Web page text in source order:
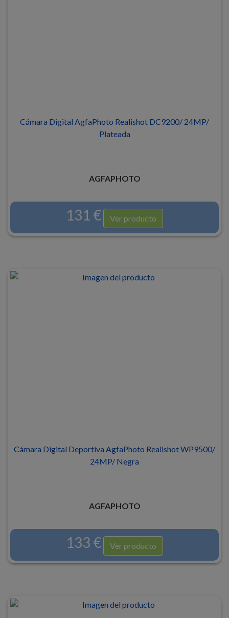
Cámara Digital AgfaPhoto Realishot DC9200/ 24MP/
Plateada
AGFAPHOTO
131 € Ver producto
Cámara Digital Deportiva AgfaPhoto Realishot WP9500/
24MP/ Negra
AGFAPHOTO
133 € Ver producto